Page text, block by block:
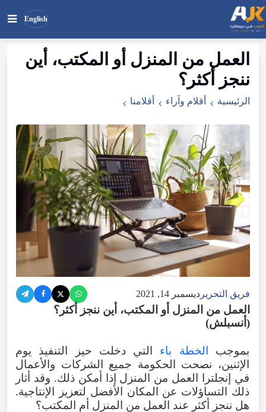
English
ابحث
في
الموقع
بحث
العمل من المنزل أو المكتب، أين
ننجز أكثر؟
الرئيسية أقلام وآراء أقلامنا
فريق التحرير ديسمبر 14, 2021
العمل من المنزل أو المكتب، أين ننجز أكثر؟
(أنسبلش)
بموجب الخطة باء التي دخلت حيز التنفيذ يوم
الإثنين، نصحت الحكومة جميع الشركات والأعمال
في إنجلترا العمل من المنزل إذا أمكن ذلك. وقد أثار
ذلك التساؤلات عن المكان الأفضل لتعزيز الإنتاجية.
هل ننجز أكثر عند العمل من المنزل أم المكتب؟